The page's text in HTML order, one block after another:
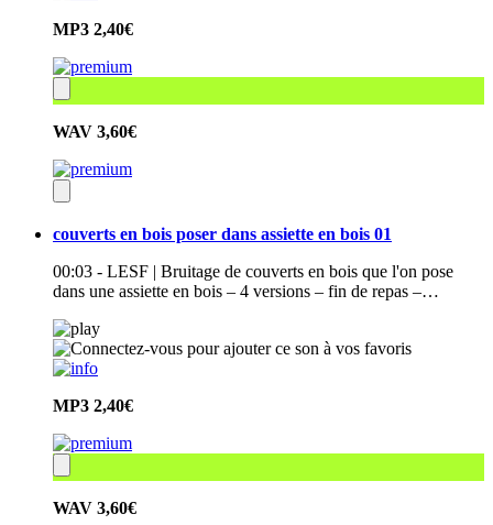
MP3 2,40€
WAV 3,60€
couverts en bois poser dans assiette en bois 01
00:03 - LESF | Bruitage de couverts en bois que l'on pose
dans une assiette en bois – 4 versions – fin de repas –…
MP3 2,40€
WAV 3,60€